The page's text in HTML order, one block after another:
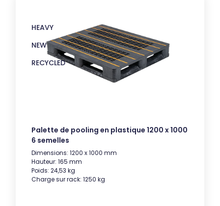
HEAVY
NEW
RECYCLED
Palette de pooling en plastique 1200 x 1000
6 semelles
Dimensions: 1200 x 1000 mm
Hauteur: 165 mm
Poids: 24,53 kg
Charge sur rack: 1250 kg